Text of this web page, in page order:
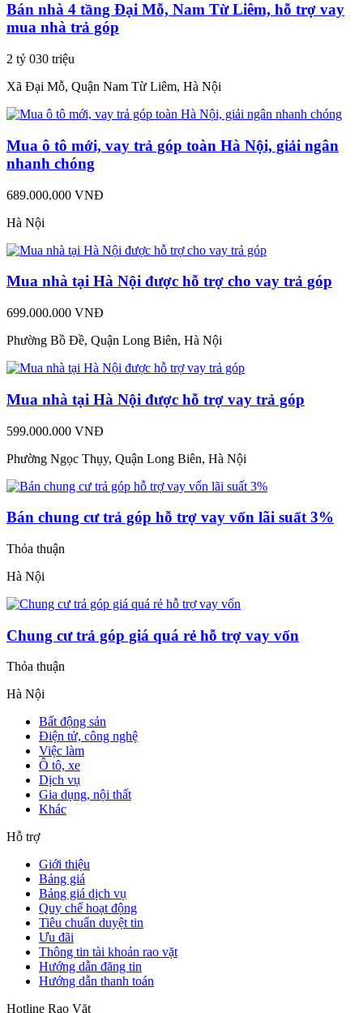
Bán nhà 4 tầng Đại Mỗ, Nam Từ Liêm, hỗ trợ vay
mua nhà trả góp
2 tỷ 030 triệu
Xã Đại Mỗ, Quận Nam Từ Liêm, Hà Nội
Mua ô tô mới, vay trả góp toàn Hà Nội, giải ngân
nhanh chóng
689.000.000 VNĐ
Hà Nội
Mua nhà tại Hà Nội được hỗ trợ cho vay trả góp
699.000.000 VNĐ
Phường Bồ Đề, Quận Long Biên, Hà Nội
Mua nhà tại Hà Nội được hỗ trợ vay trả góp
599.000.000 VNĐ
Phường Ngọc Thụy, Quận Long Biên, Hà Nội
Bán chung cư trả góp hỗ trợ vay vốn lãi suất 3%
Thỏa thuận
Hà Nội
Chung cư trả góp giá quá rẻ hỗ trợ vay vốn
Thỏa thuận
Hà Nội
Bất động sản
Điện tử, công nghệ
Việc làm
Ô tô, xe
Dịch vụ
Gia dụng, nội thất
Khác
Hỗ trợ
Giới thiệu
Bảng giá
Bảng giá dịch vụ
Quy chế hoạt động
Tiêu chuẩn duyệt tin
Ưu đãi
Thông tin tài khoản rao vặt
Hướng dẫn đăng tin
Hướng dẫn thanh toán
Hotline Rao Vặt